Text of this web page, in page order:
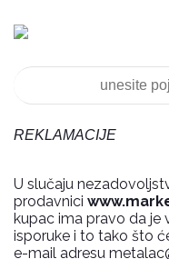
REKLAMACIJE
U slučaju
prodavnici
kupac ima pravo da je
isporuke i to tako što
e-mail adresu